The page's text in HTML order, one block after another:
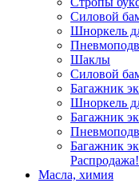
Силовой
Шноркель
Шаклы
Силовой
Багажник
Шноркель
Багажник
Багажник
Распродажа!
Масла, химия